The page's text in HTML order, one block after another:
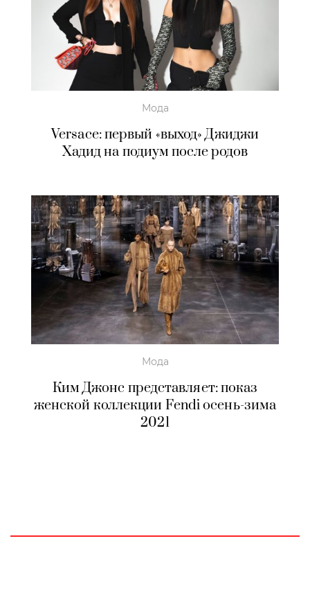
Мода
Versace: первый «выход» Джиджи
Хадид на подиум после родов
Мода
Ким Джонс представляет: показ
женской коллекции Fendi осень-зима
2021